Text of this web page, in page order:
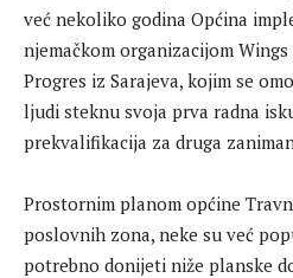
već nekoliko godina Općina
njemačkom organizacijom
Progres iz Sarajeva, kojim se
ljudi steknu svoja prva radna
prekvalifikacija za druga
Prostornim planom općine
poslovnih zona, neke su već
potrebno donijeti niže planske